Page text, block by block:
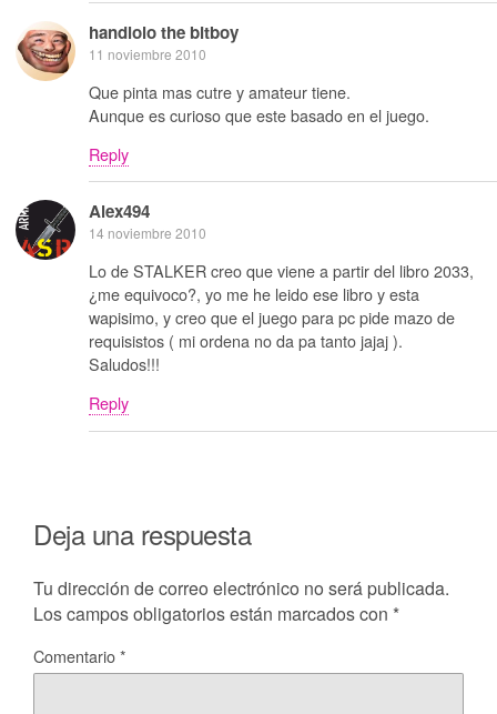
handlolo the bitboy
11 noviembre 2010
Que pinta mas cutre y amateur tiene.
Aunque es curioso que este basado en el juego.
Reply
Alex494
14 noviembre 2010
Lo de STALKER creo que viene a partir del libro 2033,
¿me equivoco?, yo me he leido ese libro y esta
wapisimo, y creo que el juego para pc pide mazo de
requisistos ( mi ordena no da pa tanto jajaj ).
Saludos!!!
Reply
Deja una respuesta
Tu dirección de correo electrónico no será publicada.
Los campos obligatorios están marcados con *
Comentario*